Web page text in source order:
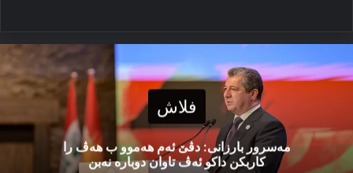
فلاش
مەسرور بارزانی: دڤێ ئەم هەموو ب هەڤ را
کاربکن داکو ئەڤ تاوان دوبارە نەبن